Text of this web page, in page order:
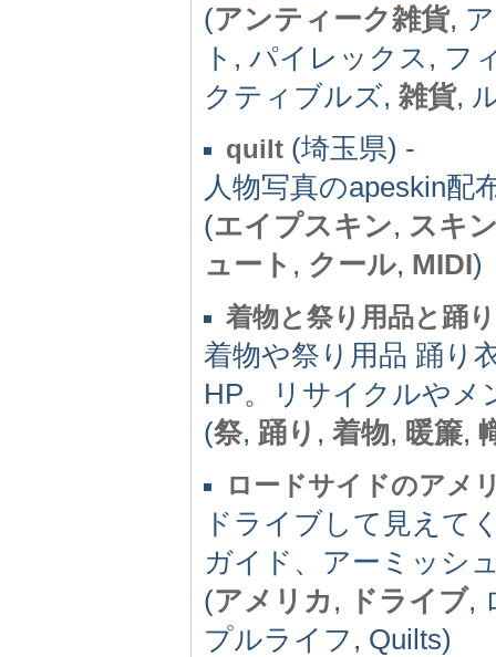
(アンティーク雑貨,
ト, パイレックス, フ
クティブルズ, 雑貨,
quilt (埼玉県) -
人物写真のapeskin配
(エイプスキン, スキ
ュート , クール, MIDI)
着物と祭り用品と踊
着物や祭り用品 踊り
HP。リサイクルやメ
(祭, 踊り , 着物, 暖簾,
ロードサイドのアメ
ドライブして見えて
ガイド、アーミッシ
(アメリカ , ドライブ,
プルライフ, Quilts)